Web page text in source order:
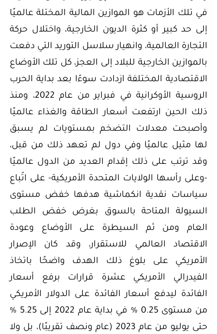
في تلك الأزمات هو الموازين المالية المختلة عالميًا
إلى حد كبير أو كثرة الديون الخارجية، واختلال حركة
التجارة العالمية، وانهيار سلاسل التوريد التي دفعت
بالموازين الخارجية للبلاد إلى العجز، كل تلك الأوضاع
الاقتصادية المختلفة ازدادت سوءًا بعد بداية الحرب
الروسية الأوكرانية في فبراير من عام 2022، ومنذ
ذلك الحين ارتفعت أسعار الطاقة والغذاء عالميًا
وأصبحت معدلات التضخم بمستويات لم يسبق
لها مثيل عالميًا وفي دول لم تعهد ذلك من قبل،
وقد ترتب على ذلك إقدام العديد من الدول عالميًا
-وعلى رأسها الولايات المتحدة الأمريكية- على اتّباع
سياسات نقدية انكماشية هدفها خفض مستوى
السيولة المتاحة بالسوق بغرض خفض الطلب
العام ومن ثم السيطرة على الأوضاع وعودة
الاقتصاد العالمي للاستقرار، وقد كان الإصرار
الأمريكي على بلوغ ذلك الهدف واضحًا باتخاذ
الفيدرالي الأمريكي عشرة قرارات برفع أسعار
الفائدة ليدفع أسعار الفائدة على الدولار الأمريكي
من مستوى 0.25 % في بداية عام 2022 إلى 5.25 %
حتى يوليو من عام 2023 (عام ونصف تقريبًا)، بل ولا